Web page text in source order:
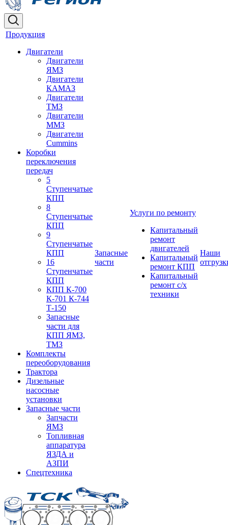
Продукция
Двигатели
Двигатели
ЯМЗ
Двигатели
КАМАЗ
Двигатели
ТМЗ
Двигатели
ММЗ
Двигатели
Cummins
Коробки
переключения
передач
5
Ступенчатые
КПП
8
Ступенчатые
КПП
9
Ступенчатые
КПП
16
Ступенчатые
КПП
КПП К-700
К-701 К-744
Т-150
Запасные
части для
КПП ЯМЗ,
ТМЗ
Комплекты
переоборудования
Трактора
Дизельные
насосные
установки
Запасные части
Запчасти
ЯМЗ
Топливная
аппаратура
ЯЗДА и
АЗПИ
Спецтехника
Запасные
части
Услуги по ремонту
Капитальный
ремонт
двигателей
Капитальный
ремонт КПП
Капитальный
ремонт с/х
техники
Наши